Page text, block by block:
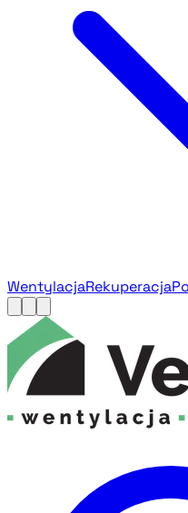
WentylacjaRekuperacja